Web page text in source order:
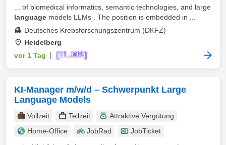
... of biomedical informatics, semantic technologies, and large
language models LLMs . The position is embedded in ...
Deutsches Krebsforschungszentrum (DKFZ)
Heidelberg
vor 1 Tag
KI-Manager m/w/d – Schwerpunkt Large
Language Models
Vollzeit Teilzeit
Attraktive Vergütung
Home-Office
JobRad
JobTicket